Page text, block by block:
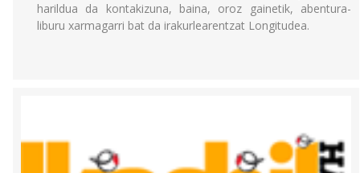
harildua da kontakizuna, baina, oroz gainetik, abentura-
liburu xarmagarri bat da irakurlearentzat Longitudea.